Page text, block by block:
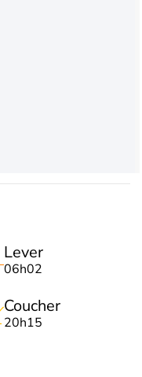
Lever
06h02
Coucher
20h15